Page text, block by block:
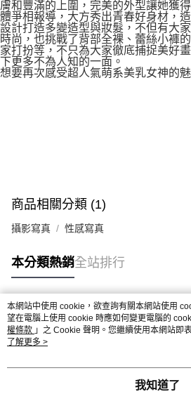
膚和豐滿的上圍，完美的外型讓她獲
體爭相報導，大方秀出青春好身材，
設計打造多變造型與妝髮，不但有大
時尚，也挑戰了背部全裸、蕾絲小褲
家打扮等，不只為大家徹底捕捉美好
下更多不為人知的一面。
想要再次感受超人氣萌系美乳女神的
商品相關分類 (1)
攝影寫真 性感寫真
本分類熱銷全站排行
熱門標籤
本網站中使用 cookie，欲查詢有關本網站使用
望在電腦上使用 cookie 時應如何變更電腦的
權條款 」之 Cookie 聲明。您繼續使用本網站即
用條款之 Cookie 聲明使用 cookie。
了解更多 >
我知道了